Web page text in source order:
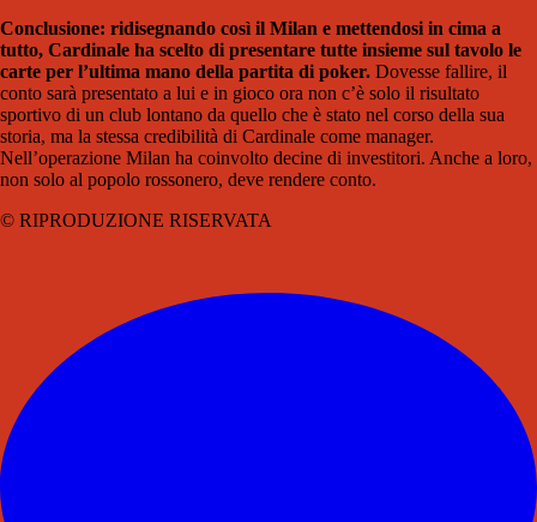
Conclusione: ridisegnando così il Milan e mettendosi in cima a
tutto, Cardinale ha scelto di presentare tutte insieme sul tavolo le
carte per l’ultima mano della partita di poker. Dovesse fallire, il
conto sarà presentato a lui e in gioco ora non c’è solo il risultato
sportivo di un club lontano da quello che è stato nel corso della sua
storia, ma la stessa credibilità di Cardinale come manager.
Nell’operazione Milan ha coinvolto decine di investitori. Anche a loro,
non solo al popolo rossonero, deve rendere conto.
© RIPRODUZIONE RISERVATA